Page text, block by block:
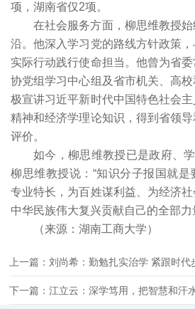
项，湖南省仅2项。
在社会服务方面，柳思维教授
沿。他深入学习党的路线方针政策
实际行动践行使命担当。他曾为省
协党组学习中心组及省市机关、高
极宣讲习近平新时代中国特色社会
精神和经济学理论知识，得到省领
评价。
如今，柳思维教授已是政府、学
柳思维教授说：“知识分子报国就
专业特长，为百姓谋利益、为经济
中华民族伟大复兴贡献自己的全部力
（来源：湖南工商大学）
上一篇：刘尚希：勤勉扎实治学 紧跟时代